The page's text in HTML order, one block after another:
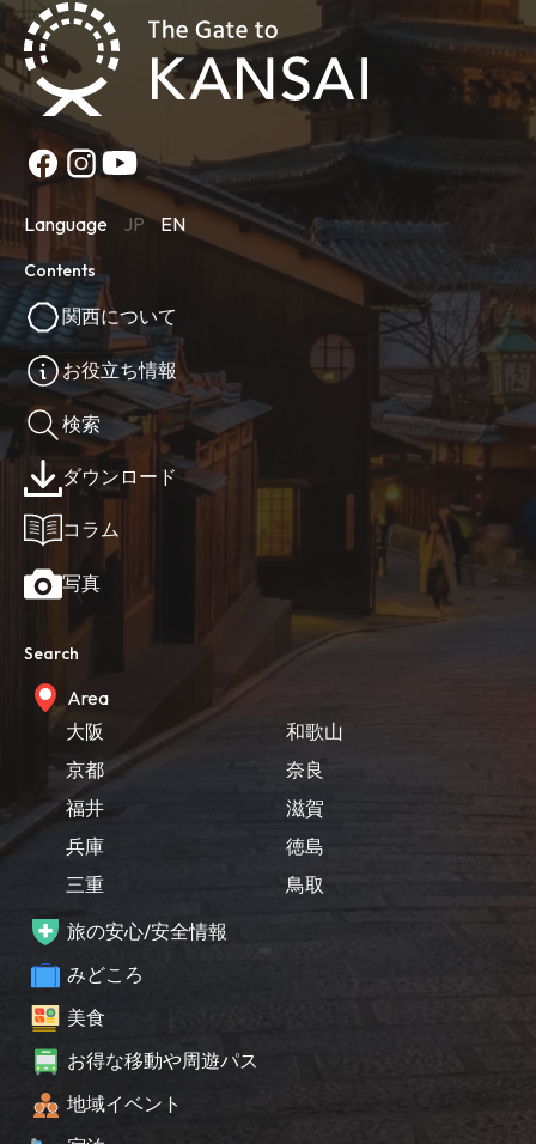
Language JP EN
Contents
関西について
お役立ち情報
検索
ダウンロード
コラム
写真
Search
Area
大阪
京都
福井
兵庫
三重
和歌山
奈良
滋賀
徳島
鳥取
旅の安心/安全情報
みどころ
美食
お得な移動や周遊パス
地域イベント